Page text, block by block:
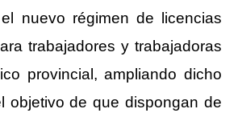
nuevo régimen de licencias
trabajadores y trabajadoras
provincial, ampliando dicho
objetivo de que dispongan de